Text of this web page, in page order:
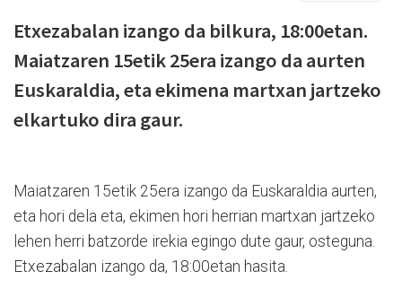
Etxezabalan izango da bilkura, 18:00etan.
Maiatzaren 15etik 25era izango da aurten
Euskaraldia, eta ekimena martxan jartzeko
elkartuko dira gaur.
Maiatzaren 15etik 25era izango da Euskaraldia aurten,
eta hori dela eta, ekimen hori herrian martxan jartzeko
lehen herri batzorde irekia egingo dute gaur, osteguna.
Etxezabalan izango da, 18:00etan hasita.